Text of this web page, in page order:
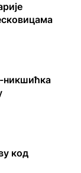
никшићка
код